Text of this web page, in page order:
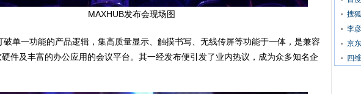
MAXHUB发布会现场图
破单一功能的产品逻辑，集高质量显示、触摸书写、无线传屏等功能于一体，是兼容
件及丰富的办公应用的会议平台。其一经发布便引发了业内热议，成为众多知名企
搜
李
京
四